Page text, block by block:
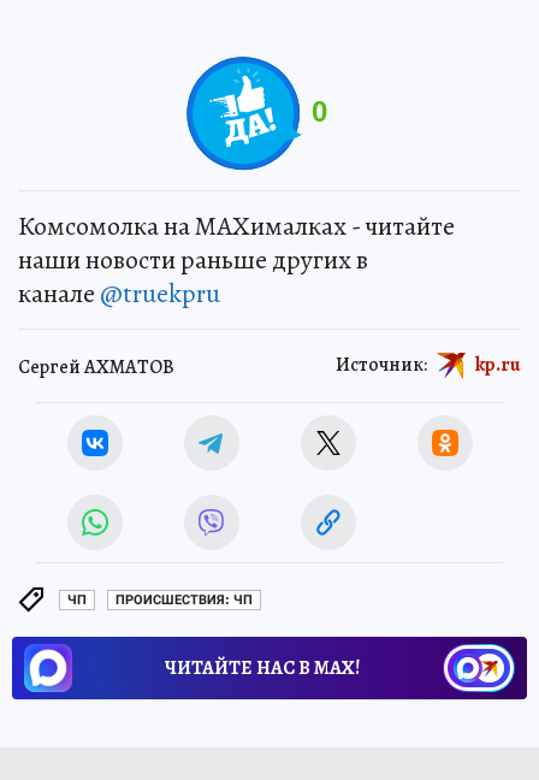
0
Комсомолка на MAXималках - читайте
наши новости раньше других в
канале @truekpru
Сергей АХМАТОВ Источник: kp.ru
ЧП ПРОИСШЕСТВИЯ: ЧП
ЧИТАЙТЕ НАС В МАХ!